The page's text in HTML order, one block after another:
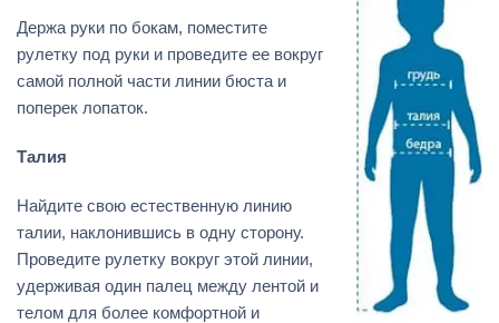
Держа руки по бокам, поместите
рулетку под руки и проведите ее вокруг
самой полной части линии бюста и
поперек лопаток.
Талия
Найдите свою естественную линию
талии, наклонившись в одну сторону.
Проведите рулетку вокруг этой линии,
удерживая один палец между лентой и
телом для более комфортной и